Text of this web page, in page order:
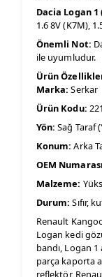
Dacia Logan 1
1.6 8V (K7M),
Önemli Not:
ile uyumludur.
Ürün
Marka: Serkar
Ürün Kodu:
Yön: Sağ Taraf
Konum: Arka
OEM
Malzeme:
Durum: Sıfır,
Renault
Logan kedi
bandı, Logan
parça kaporta
reflektör,